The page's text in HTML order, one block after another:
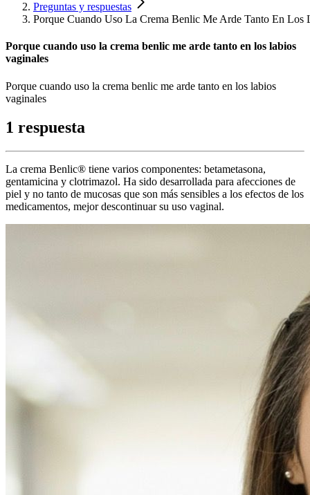
Preguntas y respuestas
Porque Cuando Uso La Crema Benlic Me Arde Tanto En Los
Porque cuando uso la crema benlic me arde tanto en los labios
vaginales
Porque cuando uso la crema benlic me arde tanto en los labios
vaginales
1 respuesta
La crema Benlic® tiene varios componentes: betametasona,
gentamicina y clotrimazol. Ha sido desarrollada para afecciones de
piel y no tanto de mucosas que son más sensibles a los efectos de los
medicamentos, mejor descontinuar su uso vaginal.